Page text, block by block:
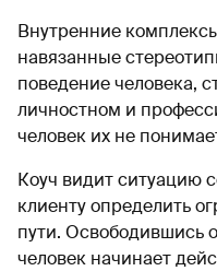
Внутренние
навязанные
поведение человека,
личностном и
человек их не
Коуч видит ситуацию
клиенту определить
пути. Освободившись
человек начинает